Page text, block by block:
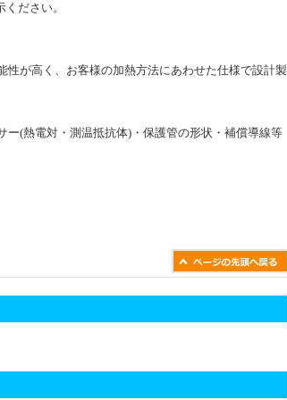
ださい。
が高く、お客様の加熱方法にあわせた仕様で設計製
(熱電対・測温抵抗体)・保護管の形状・補償導線等